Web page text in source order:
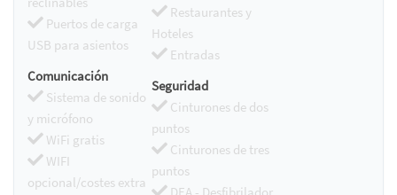
Puertos de carga
USB para asientos
Restaurantes y
Hoteles
Entradas
Comunicación
Sistema de sonido
y micrófono
WiFi gratis
WIFI
opcional/costes extra
Seguridad
Cinturones de dos
puntos
Cinturones de tres
puntos